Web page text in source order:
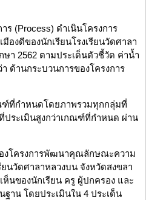
ร (Process) ดำเนินโครงการ
งดีของนักเรียนโรงเรียนวัดศาลา
า 2562 ตามประเด็นตัวชี้วัด ค่าน้ำ
ด้านกระบวนการของโครงการ
ฑ์ที่กำหนดโดยภาพรวมทุกกลุ่มที่
ประเมินสูงกว่าเกณฑ์ที่กำหนด ผ่าน
งโครงการพัฒนาคุณลักษณะความ
ยนวัดศาลาหลวงบน จังหวัดสงขลา
นของนักเรียน ครู ผู้ปกครอง และ
าน โดยประเมินใน 4 ประเด็น